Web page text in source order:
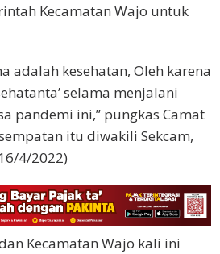
Kecamatan Wajo untuk
adalah kesehatan, Oleh karena
selama menjalani
pandemi ini,” pungkas Camat
itu diwakili Sekcam,
4/2022)
Kecamatan Wajo kali ini